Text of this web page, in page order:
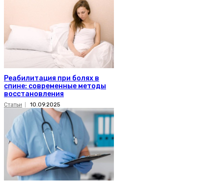
Реабилитация при болях в
спине: современные методы
восстановления
Статьи 10.09.2025